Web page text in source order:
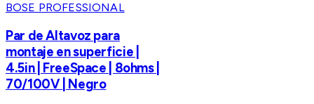
BOSE PROFESSIONAL
Par de Altavoz para
montaje en superficie |
4.5in | FreeSpace | 8ohms |
70/100V | Negro